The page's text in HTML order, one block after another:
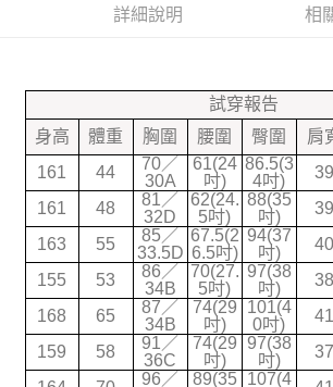
台新國際商業銀行
中國信託
2.付款方式選擇「大哥付你分期」，訂單成立後會自
4.訂單成立30分鐘內，如未前往確認交易或遇審核未
消。如遇「轉專審核」未通過狀況，表示未達大哥付
法說明評估內容。
【繳款方式說明】
1.分期款項不併入電信帳單，「大哥付你分期」於每
2.透過簡訊連結打開帳單後，可選擇「超商條碼／台
帳／街口支付／iPASS MONEY」等通路繳費。
【注意事項】
1.本服務係由「台灣大哥大股份有限公司」（以下簡
用戶於交易時，得透過本服務購買商品或服務，並由
買賣價金債權讓與本公司後，依約使用本公司帳單繳
2.基於同意付款使用「大哥付你分期」之契約關係目
資料（包含姓名、電話或地址）提供予台灣大哥大進
全家付款取貨
每筆NT$70，滿NT$599(含以上)免運費
7-11付款取貨
每筆NT$70，滿NT$899(含以上)免運費
宅配
每筆NT$70，滿NT$699(含以上)免運費
詳細說明 相
試穿報告
身高
體重 胸圍 腰圍 臀圍 肩
161
44
70／
30A
61(24
吋)
86.5(3
4吋)
39
161
48
81／
32D
62(24.
5吋)
88(35
吋)
39
163
55
85／
33.5D
67.5(2
6.5吋)
94(37
吋)
40
155
53
86／
34B
70(27.
5吋)
97(38
吋)
38
168
65
87／
34B
74(29
吋)
101(4
0吋)
41
159
58
91／
36C
74(29
吋)
97(38
吋)
37
96／
89(35
107(4